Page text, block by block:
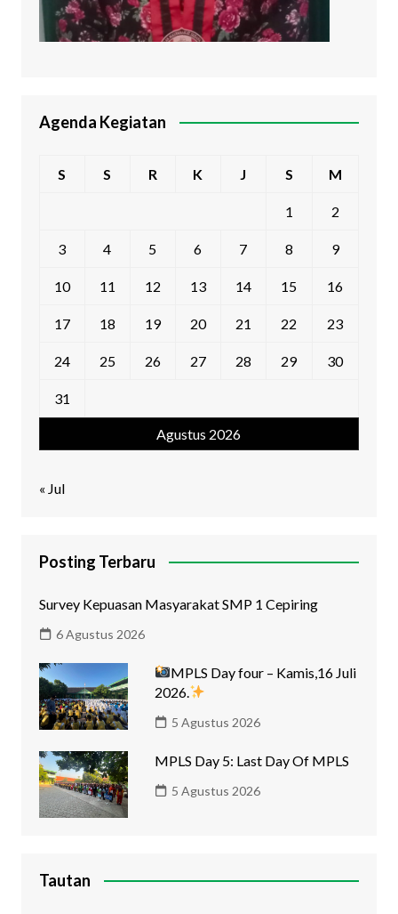
Agenda Kegiatan
Agustus 2026
S S R K J S M
1 2
3 4 5 6 7 8 9
10 11 12 13 14 15 16
17 18 19 20 21 22 23
24 25 26 27 28 29 30
31
« Jul
Posting Terbaru
Survey Kepuasan Masyarakat SMP 1 Cepiring
6 Agustus 2026
MPLS Day four – Kamis,16 Juli
2026.
5 Agustus 2026
MPLS Day 5: Last Day Of MPLS
5 Agustus 2026
Tautan